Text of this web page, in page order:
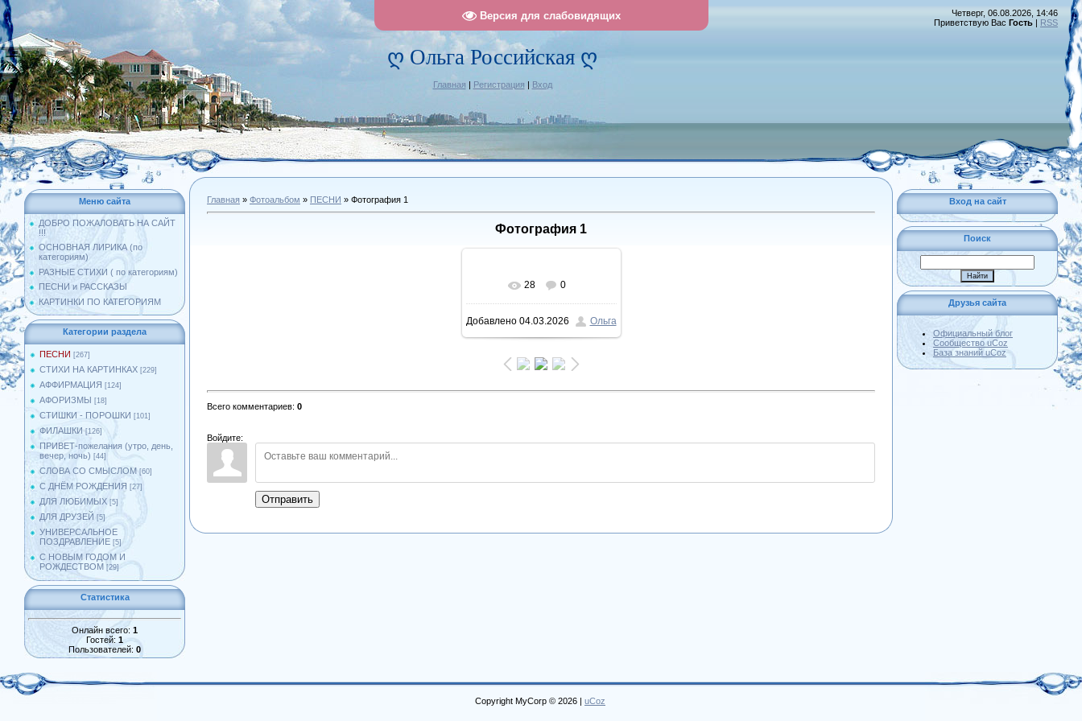
Версия для слабовидящих
ღ Ольга Российская ღ
Главная | Регистрация | Вход
Четверг, 06.08.2026, 14:46
Приветствую Вас Гость | RSS
Меню сайта
ДОБРО ПОЖАЛОВАТЬ НА САЙТ
!!!
ОСНОВНАЯ ЛИРИКА (по
категориям)
РАЗНЫЕ СТИХИ ( по категориям)
ПЕСНИ и РАССКАЗЫ
КАРТИНКИ ПО КАТЕГОРИЯМ
Категории раздела
ПЕСНИ [267]
СТИХИ НА КАРТИНКАХ [229]
АФФИРМАЦИЯ [124]
АФОРИЗМЫ [18]
СТИШКИ - ПОРОШКИ [101]
ФИЛАШКИ [126]
ПРИВЕТ-пожелания (утро, день,
вечер, ночь) [44]
СЛОВА СО СМЫСЛОМ [60]
С ДНЁМ РОЖДЕНИЯ [27]
ДЛЯ ЛЮБИМЫХ [5]
ДЛЯ ДРУЗЕЙ [5]
УНИВЕРСАЛЬНОЕ
ПОЗДРАВЛЕНИЕ [5]
С НОВЫМ ГОДОМ И
РОЖДЕСТВОМ [29]
Статистика
Онлайн всего: 1
Гостей: 1
Пользователей: 0
Главная » Фотоальбом » ПЕСНИ » Фотография 1
Фотография 1
В реальном размере
1120x1440/ 350.9Kb
28 0
Добавлено04.03.2026 Ольга
Всего комментариев: 0
Войдите:
Отправить
Вход на сайт
Поиск
Друзья сайта
Официальный блог
Сообщество uCoz
База знаний uCoz
Copyright MyCorp © 2026 | uCoz